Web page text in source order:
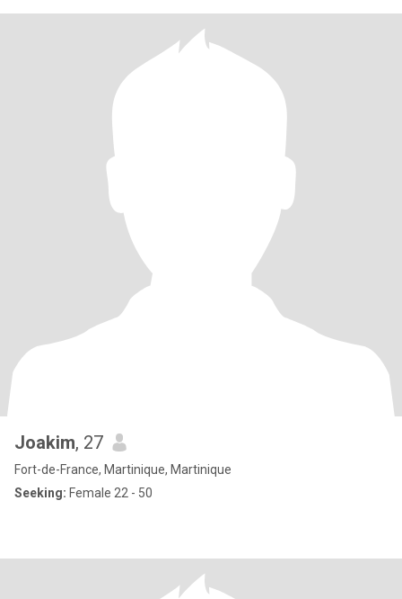
Joakim, 27
Fort-de-France, Martinique, Martinique
Seeking: Female 22 - 50